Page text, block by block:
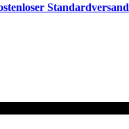
Standardversand